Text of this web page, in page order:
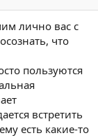
лично вас с
что
пользуются
встретить
есть какие-то